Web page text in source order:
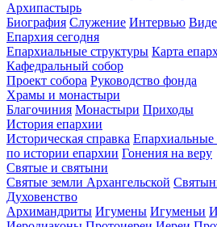
Архипастырь
Биография Служение Интервью
Епархия сегодня
Епархиальные структуры Карта
Кафедральный собор
Проект собора Руководство фонда
Храмы и монастыри
Благочиния Монастыри Приходы
История епархии
Историческая справка Епархиальные
по истории епархии Гонения на веру
Святые и святыни
Святые земли Архангельской
Духовенство
Архимандриты Игумены Игуменьи